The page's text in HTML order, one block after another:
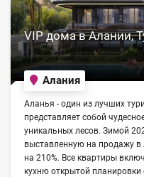
VIP дома в Алании,
Алания
Аланья - один из лучших
представляет собой
уникальных лесов. Зимой
выставленную на продажу в
на 210%. Все квартиры
кухню открытой